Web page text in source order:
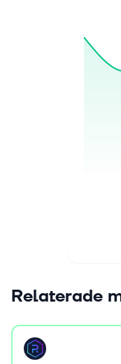
Relaterade